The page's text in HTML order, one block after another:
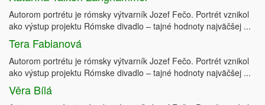
Autorom portrétu je rómsky výtvarník Jozef Fečo. Portrét vznikol
ako výstup projektu Rómske divadlo – tajné hodnoty najväčšej ...
Tera Fabianová
Autorom portrétu je rómsky výtvarník Jozef Fečo. Portrét vznikol
ako výstup projektu Rómske divadlo – tajné hodnoty najväčšej ...
Věra Bílá